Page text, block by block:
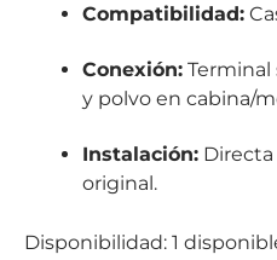
Compatibilidad:
Conexión:
y polvo en cabina/
Instalación:
original.
Disponibilidad: 1